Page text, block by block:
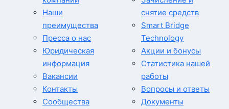
Наши
преимущества
Пресса о нас
Юридическая
информация
Вакансии
Контакты
Сообщества
снятие средств
Smart Bridge
Technology
Акции и бонусы
Статистика нашей
работы
Вопросы и ответы
Документы